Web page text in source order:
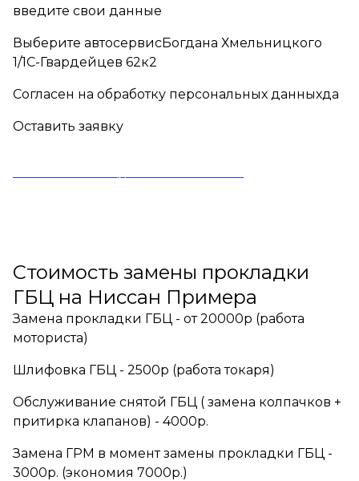
введите свои данные
Выберите автосервисБогдана Хмельницкого
1/1С-Гвардейцев 62к2
Согласен на обработку персональных данныхда
Оставить заявку
Стоимость замены прокладки
ГБЦ на Ниссан Примера
Замена прокладки ГБЦ - от 20000р (работа
моториста)
Шлифовка ГБЦ - 2500р (работа токаря)
Обслуживание снятой ГБЦ ( замена колпачков +
притирка клапанов) - 4000р.
Замена ГРМ в момент замены прокладки ГБЦ -
3000р. (экономия 7000р.)